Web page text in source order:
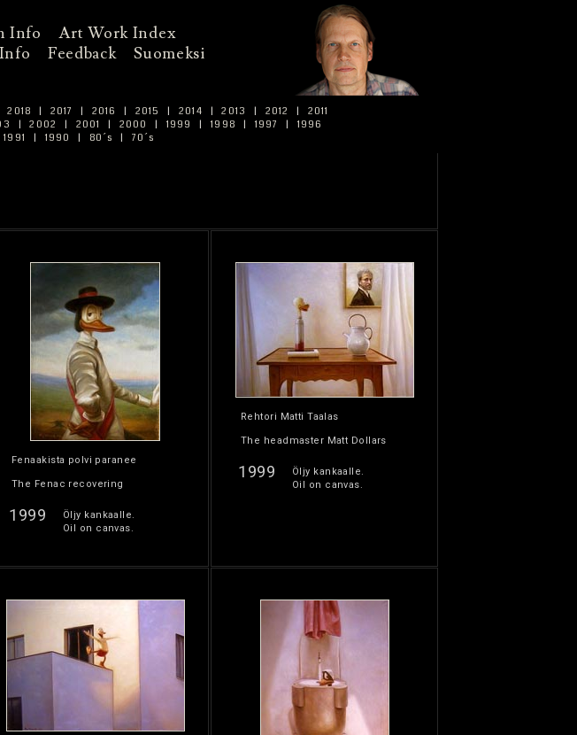
Info
Art Work Index
Info Feedback Suomeksi
2018 | 2017 | 2016 | 2015 | 2014 | 2013 | 2012 |
2011
| 2002 | 2001 | 2000 | 1999 | 1998 | 1997 |
1996
1991 | 1990 | 80´s | 70´s
Fenaakista polvi paranee
The Fenac recovering
1999
Öljy kankaalle.
Oil on canvas.
Rehtori Matti Taalas
The headmaster Matt Dollars
1999
Öljy kankaalle.
Oil on canvas.